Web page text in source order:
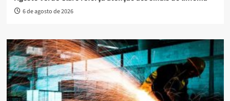
6 de agosto de 2026